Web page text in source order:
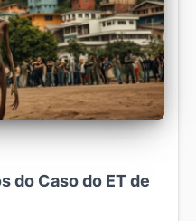
do Caso do ET de